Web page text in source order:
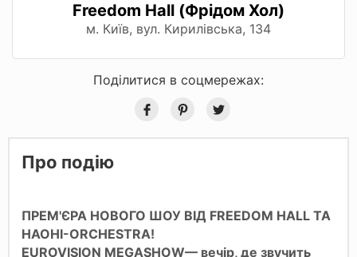
Freedom Hall (Фрідом Хол)
м. Київ, вул. Кирилівська, 134
Поділитися в соцмережах:
Про подію
ПРЕМ'ЄРА НОВОГО ШОУ ВІД FREEDOM HALL ТА
НАОНІ-ORCHESTRA!
EUROVISION MEGASHOW— вечір, де звучить